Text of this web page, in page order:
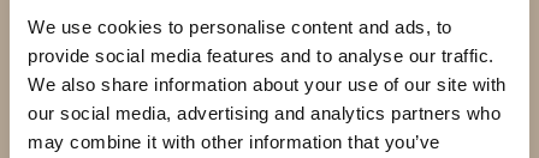
We use cookies to personalise content and ads, to
provide social media features and to analyse our traffic.
We also share information about your use of our site with
our social media, advertising and analytics partners who
may combine it with other information that you’ve
Info Köp Info Köp